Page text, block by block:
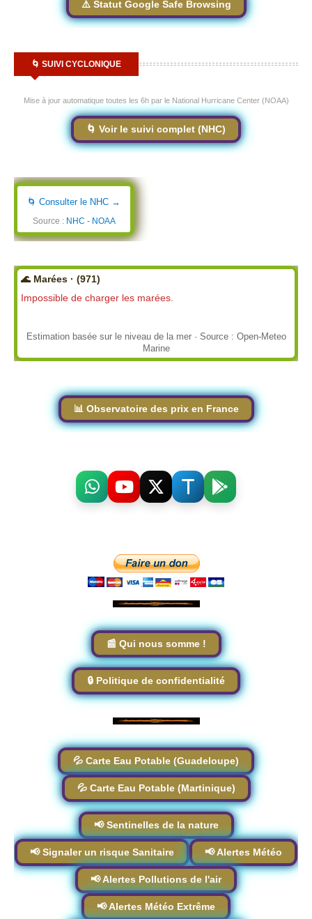
⚠️ Statut Google Safe Browsing
🌀 SUIVI CYCLONIQUE
Mise à jour automatique toutes les 6h par le National Hurricane Center (NOAA)
🌀 Voir le suivi complet (NHC)
🌀 Consulter le NHC →
Source : NHC - NOAA
🌊 Marées · (971)
Impossible de charger les marées.
Estimation basée sur le niveau de la mer · Source : Open-Meteo
Marine
📊 Observatoire des prix en France
📰 Qui nous somme !
🔒 Politique de confidentialité
💦 Carte Eau Potable (Guadeloupe)
💦 Carte Eau Potable (Martinique)
📢 Sentinelles de la nature
📢 Signaler un risque Sanitaire 📢 Alertes Météo
📢 Alertes Pollutions de l'air
📢 Alertes Météo Extrême